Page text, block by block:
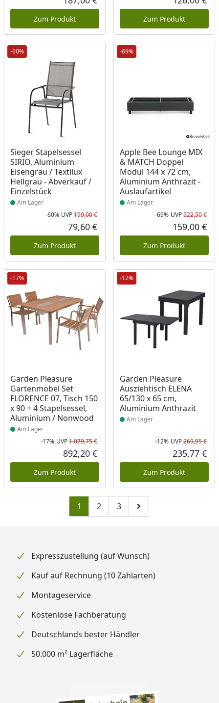
Aktueller Preis
Zum Produkt Zum Produkt
-60%
Sieger Stapelsessel
SIRIO, Aluminium
Eisengrau / Textilux
Hellgrau - Abverkauf /
Einzelstück
Produkt am Lager
Am Lager
Rabatt in Prozent
-60%
Ursprünglicher Preis
UVP199,00 €
Aktueller Preis
79,60 €
Zum Produkt
-69%
Apple Bee Lounge MIX
& MATCH Doppel
Modul 144 x 72 cm,
Aluminium Anthrazit -
Auslaufartikel
Produkt am Lager
Am Lager
-69% UVP522,50 €
159,00 €
Zum Produkt
-17%
Garden Pleasure
Gartenmöbel Set
FLORENCE 07, Tisch 150
x 90 + 4 Stapelsessel,
Aluminium / Nonwood
Produkt am Lager
Am Lager
Rabatt in Prozent
-17%
Ursprünglicher Preis
UVP1.079,75 €
Aktueller Preis
892,20 €
Zum Produkt
-12%
Garden Pleasure
Ausziehtisch ELENA
65/130 x 65 cm,
Aluminium Anthrazit
Produkt am Lager
Am Lager
-12% UVP269,95 €
235,77 €
Zum Produkt
1 Zu Seite 2
2 Zu Seite 3
3 Zur nächsten Seite
Expresszustellung (auf Wunsch)
Kauf auf Rechnung (10 Zahlarten)
Montageservice
Kostenlose Fachberatung
Deutschlands bester Händler
50.000 m² Lagerfläche